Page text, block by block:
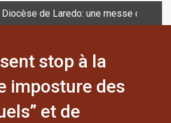
Diocèse de Laredo: une messe
stop à la
imposture des
et de